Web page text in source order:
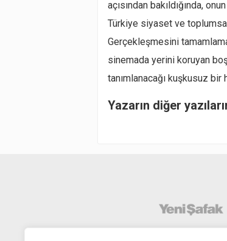
açısından bakıldığında,
Türkiye siyaset ve
Gerçekleşmesini
sinemada yerini koruyan
tanımlanacağı kuşkusuz bir
Yazarın diğer